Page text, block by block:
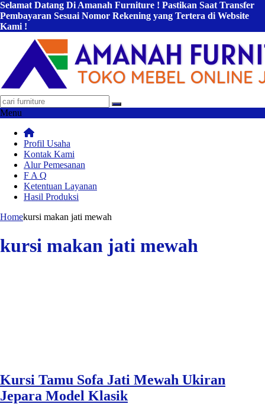
Selamat Datang Di Amanah Furniture ! Pastikan Saat Transfer
Pembayaran Sesuai Nomor Rekening yang Tertera di Website
Kami !
Menu
Profil Usaha
Kontak Kami
Alur Pemesanan
F A Q
Ketentuan Layanan
Hasil Produksi
Homekursi makan jati mewah
kursi makan jati mewah
Kursi Tamu Sofa Jati Mewah Ukiran
Jepara Model Klasik